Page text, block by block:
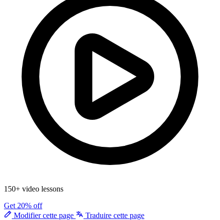
150+ video lessons
Get 20% off
Modifier cette page
Traduire cette page